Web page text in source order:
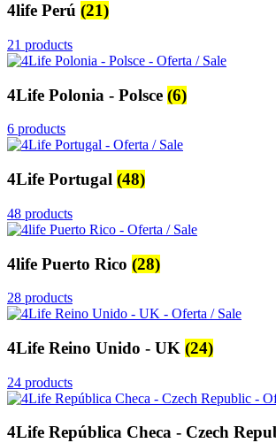
4life Perú (21)
21 products
4Life Polonia - Polsce (6)
6 products
4Life Portugal (48)
48 products
4life Puerto Rico (28)
28 products
4Life Reino Unido - UK (24)
24 products
4Life República Checa - Czech